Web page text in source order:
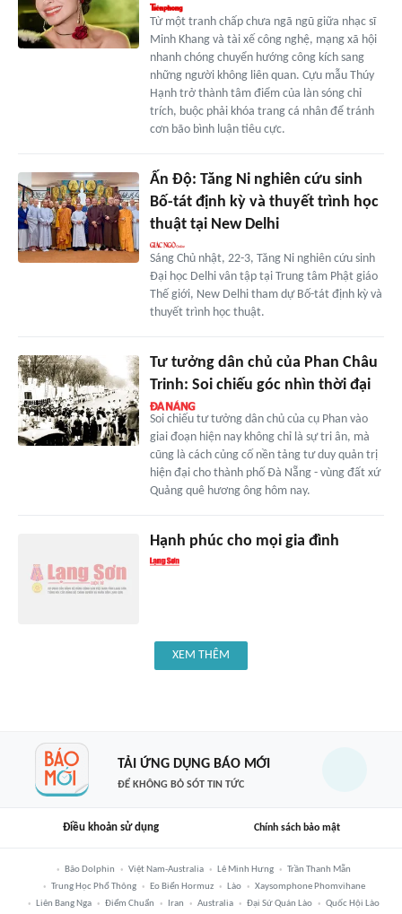
Từ một tranh chấp chưa ngã ngũ giữa nhạc sĩ
Minh Khang và tài xế công nghệ, mạng xã hội
nhanh chóng chuyển hướng công kích sang
những người không liên quan. Cựu mẫu Thúy
Hạnh trở thành tâm điểm của làn sóng chỉ
trích, buộc phải khóa trang cá nhân để tránh
cơn bão bình luận tiêu cực.
Ấn Độ: Tăng Ni nghiên cứu sinh
Bố-tát định kỳ và thuyết trình học
thuật tại New Delhi
Sáng Chủ nhật, 22-3, Tăng Ni nghiên cứu sinh
Đại học Delhi vân tập tại Trung tâm Phật giáo
Thế giới, New Delhi tham dự Bố-tát định kỳ và
thuyết trình học thuật.
Tư tưởng dân chủ của Phan Châu
Trinh: Soi chiếu góc nhìn thời đại
Soi chiếu tư tưởng dân chủ của cụ Phan vào
giai đoạn hiện nay không chỉ là sự tri ân, mà
cũng là cách củng cố nền tảng tư duy quản trị
hiện đại cho thành phố Đà Nẵng - vùng đất xứ
Quảng quê hương ông hôm nay.
Hạnh phúc cho mọi gia đình
XEM THÊM
TẢI ỨNG DỤNG BÁO MỚI
ĐỂ KHÔNG BỎ SÓT TIN TỨC
Điều khoản sử dụng Chính sách bảo mật
Bão Dolphin Việt Nam-Australia Lê Minh Hưng
Trần Thanh Mẫn
Trung Học Phổ Thông
Eo Biển Hormuz Lào
Xaysomphone Phomvihane
Liên Bang Nga
Điểm Chuẩn Iran Australia Đại Sứ Quán Lào Quốc Hội Lào